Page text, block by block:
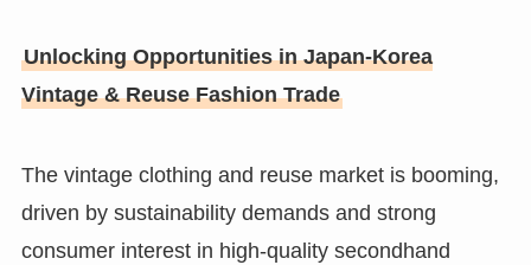
Unlocking Opportunities in Japan-Korea
Vintage & Reuse Fashion Trade
The vintage clothing and reuse market is booming,
driven by sustainability demands and strong
consumer interest in high-quality secondhand